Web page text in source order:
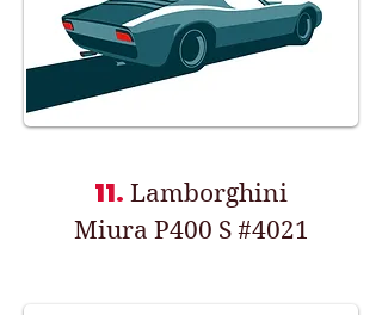
11. Lamborghini
Miura P400 S #4021